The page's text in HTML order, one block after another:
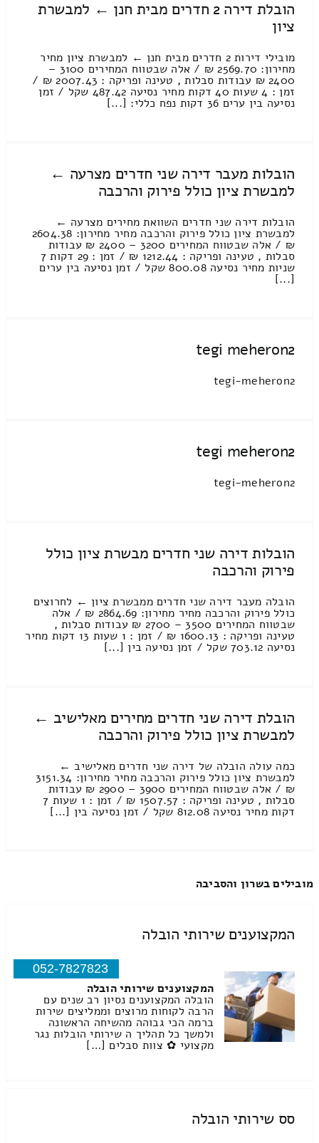
הובלת דירה 2 חדרים מבית חנן ← למבשרת
ציון
מובילי דירות 2 חדרים מבית חנן ← למבשרת ציון מחיר
מחירון: 2569.70 ₪ / אלה שבטווח המחירים 3100 –
2400 ₪ עבודות סבלות , טעינה ופריקה : 2007.43 ₪ /
זמן : 4 שעות 40 דקות מחיר נסיעה 487.42 שקל / זמן
נסיעה בין ערים 36 דקות נפח כללי: [...]
הובלות מעבר דירה שני חדרים מצרעה ←
למבשרת ציון כולל פירוק והרכבה
הובלות דירה שני חדרים השוואת מחירים מצרעה ←
למבשרת ציון כולל פירוק והרכבה מחיר מחירון: 2604.38
₪ / אלה שבטווח המחירים 3200 – 2400 ₪ עבודות
סבלות , טעינה ופריקה : 1212.44 ₪ / זמן : 29 דקות 7
שניות מחיר נסיעה 800.08 שקל / זמן נסיעה בין ערים
[...]
tegi meheron2
tegi-meheron2
tegi meheron2
tegi-meheron2
הובלות דירה שני חדרים מבשרת ציון כולל
פירוק והרכבה
הובלה מעבר דירה שני חדרים ממבשרת ציון ← לחרוצים
כולל פירוק והרכבה מחיר מחירון: 2864.69 ₪ / אלה
שבטווח המחירים 3500 – 2700 ₪ עבודות סבלות ,
טעינה ופריקה : 1600.13 ₪ / זמן : 1 שעות 13 דקות מחיר
נסיעה 703.12 שקל / זמן נסיעה בין [...]
הובלת דירה שני חדרים מחירים מאלישיב ←
למבשרת ציון כולל פירוק והרכבה
כמה עולה הובלה של דירה שני חדרים מאלישיב ←
למבשרת ציון כולל פירוק והרכבה מחיר מחירון: 3151.34
₪ / אלה שבטווח המחירים 3900 – 2900 ₪ עבודות
סבלות , טעינה ופריקה : 1507.57 ₪ / זמן : 1 שעות 7
דקות מחיר נסיעה 812.08 שקל / זמן נסיעה בין [...]
מובילים בשרון והסביבה
המקצוענים שירותי הובלה
052-7827823
המקצוענים שירותי הובלה
הובלה המקצוענים נסיון רב שנים עם
הרבה לקוחות מרוצים וממליצים שירות
ברמה הכי גבוהה מהשיחה הראשונה
ולמשך כל תהליך ה שירותי הובלות נגר
מקצועי ✿ צוות סבלים […]
סס שירותי הובלה